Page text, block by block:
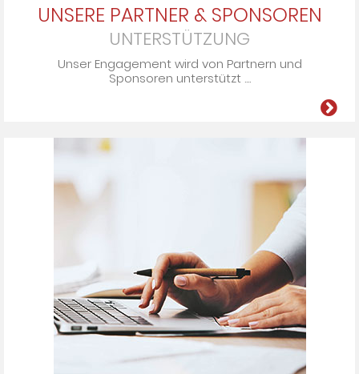
UNSERE PARTNER & SPONSOREN
UNTERSTÜTZUNG
Unser En­ga­ge­ment wird von Part­nern und
Spon­so­ren un­ter­stützt ....